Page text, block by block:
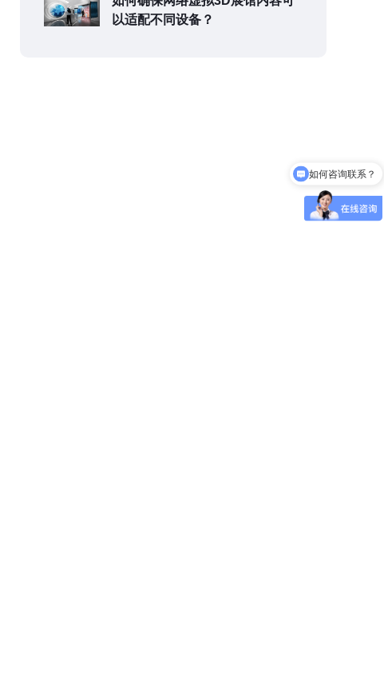
以适配不同设备？
可以介绍下你们的产品么